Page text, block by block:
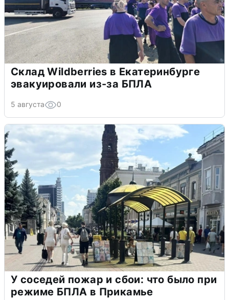
Склад Wildberries в Екатеринбурге
эвакуировали из-за БПЛА
5 августа 0
У соседей пожар и сбои: что было при
режиме БПЛА в Прикамье